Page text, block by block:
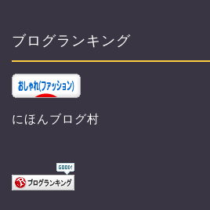
ブログランキング
にほんブログ村